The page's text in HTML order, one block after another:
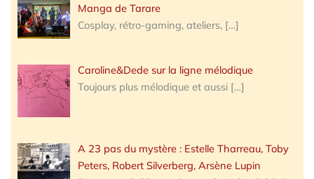
Manga de Tarare
Cosplay, rétro-gaming, ateliers, […]
Caroline&Dede sur la ligne mélodique
Toujours plus mélodique et aussi […]
A 23 pas du mystère : Estelle Tharreau, Toby
Peters, Robert Silverberg, Arsène Lupin